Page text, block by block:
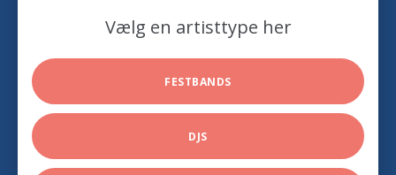
Vælg en artisttype her
FESTBANDS
DJS